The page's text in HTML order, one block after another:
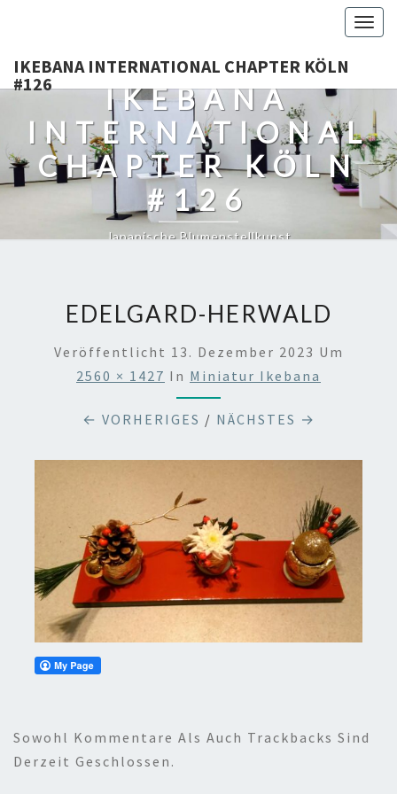
IKEBANA INTERNATIONAL CHAPTER KÖLN
#126
IKEBANA
INTERNATIONAL
CHAPTER KÖLN
#126
Japanische Blumenstellkunst
EDELGARD-HERWALD
Veröffentlicht 13. Dezember 2023 Um
2560 × 1427 In Miniatur Ikebana
← VORHERIGES / NÄCHSTES →
Sowohl Kommentare Als Auch Trackbacks Sind
Derzeit Geschlossen.